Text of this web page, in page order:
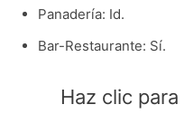
Panadería: Id.
Bar-Restaurante: Sí.
Haz clic para